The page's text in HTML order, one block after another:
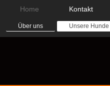
Home Kontakt
Über uns Unsere Hunde